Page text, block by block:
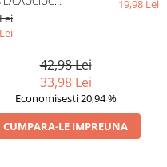
BANDA
SURUB,
19,98 Lei
42,98 Lei
33,98 Lei
Economisesti 20,94 %
CUMPARA-LE IMPREUNA